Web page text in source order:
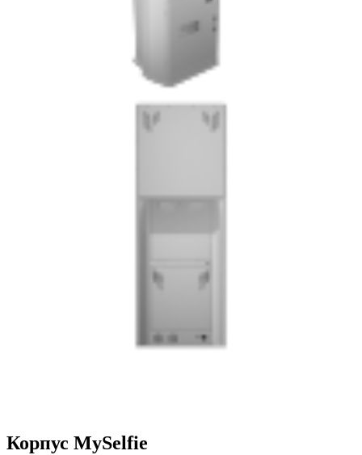
Корпус MySelfie